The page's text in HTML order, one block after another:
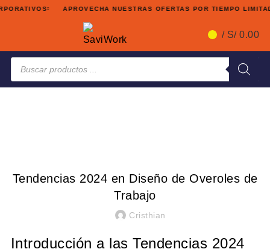
APROVECHA NUESTRAS OFERTAS POR TIEMPO LIMITADO
/ S/0.00
Búsqueda
de
productos
Tendencias 2024 en Diseño de Overoles de
Trabajo
Cristhian
Introducción a las Tendencias 2024